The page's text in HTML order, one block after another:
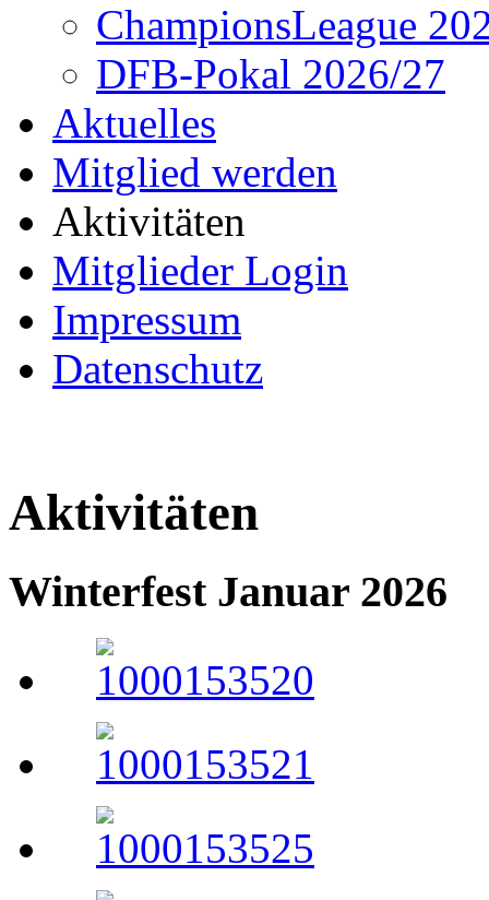
ChampionsLeague
DFB-Pokal 2026/27
Aktuelles
Mitglied werden
Aktivitäten
Mitglieder Login
Impressum
Datenschutz
Aktivitäten
Winterfest Januar 2026